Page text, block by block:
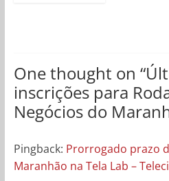
One thought on “
inscrições para
Negócios do
Pingback: Prorrogado prazo
Maranhão na Tela Lab –